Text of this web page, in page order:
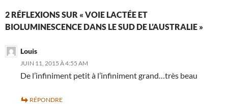
2 RÉFLEXIONS SUR « VOIE LACTÉE ET
BIOLUMINESCENCE DANS LE SUD DE L’AUSTRALIE »
Louis
JUIN 11, 2015 À 4:55 AM
De l’infiniment petit à l’infiniment grand…très beau
RÉPONDRE